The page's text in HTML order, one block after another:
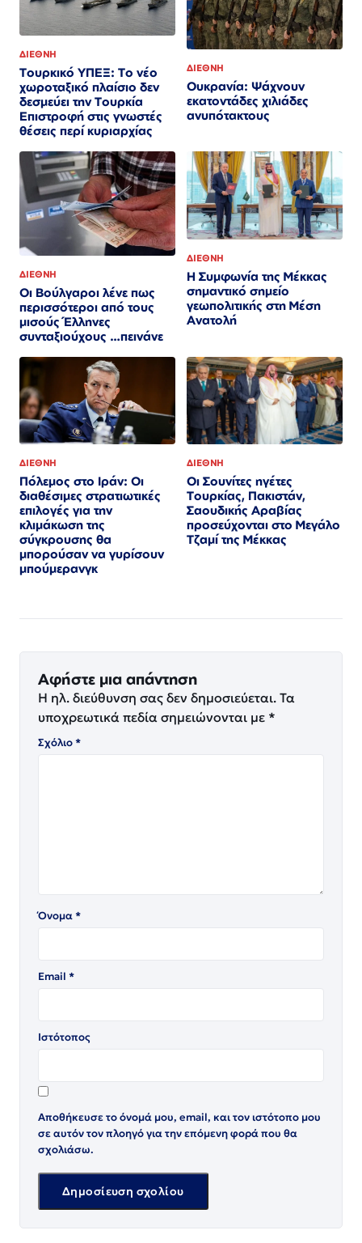
ΔΙΕΘΝΗ
Τουρκικό ΥΠΕΞ: Το νέο
χωροταξικό πλαίσιο δεν
δεσμεύει την Τουρκία
Επιστροφή στις γνωστές
θέσεις περί κυριαρχίας
ΔΙΕΘΝΗ
Ουκρανία: Ψάχνουν
εκατοντάδες χιλιάδες
ανυπότακτους
ΔΙΕΘΝΗ
Οι Βούλγαροι λένε πως
περισσότεροι από τους
μισούς Έλληνες
συνταξιούχους …πεινάνε
ΔΙΕΘΝΗ
Η Συμφωνία της Μέκκας
σημαντικό σημείο
γεωπολιτικής στη Μέση
Ανατολή
ΔΙΕΘΝΗ
Πόλεμος στο Ιράν: Οι
διαθέσιμες στρατιωτικές
επιλογές για την
κλιμάκωση της
σύγκρουσης θα
μπορούσαν να γυρίσουν
μπούμερανγκ
ΔΙΕΘΝΗ
Οι Σουνίτες ηγέτες
Τουρκίας, Πακιστάν,
Σαουδικής Αραβίας
προσεύχονται στο Μεγάλο
Τζαμί της Μέκκας
Αφήστε μια απάντηση
Η ηλ. διεύθυνση σας δεν δημοσιεύεται. Τα
υποχρεωτικά πεδία σημειώνονται με *
Σχόλιο*
Όνομα*
Email *
Ιστότοπος
Αποθήκευσε το όνομά μου, email, και τον ιστότοπο μου
σε αυτόν τον πλοηγό για την επόμενη φορά που θα
σχολιάσω.